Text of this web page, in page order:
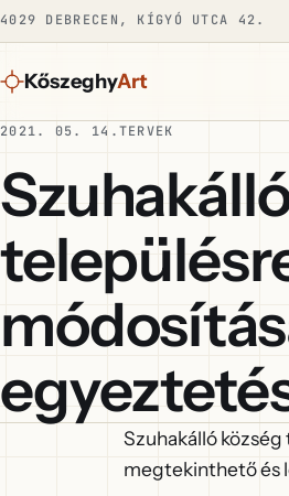
4029 DEBRECEN, KÍGYÓ UTCA 42.
KőszeghyArt
2021. 05. 14.TERVEK
Szuhakálló
megtekinthető és